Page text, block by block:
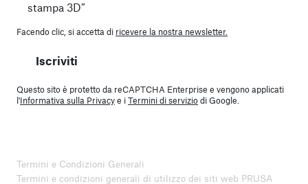
stampa 3D”
Facendo clic, si accetta di ricevere la nostra newsletter.
Iscriviti
Questo sito è protetto da reCAPTCHA Enterprise e vengono applicati
l'Informativa sulla Privacye iTermini di serviziodi Google.
Termini e Condizioni Generali
Termini e condizioni generali di utilizzo dei siti web PRUSA